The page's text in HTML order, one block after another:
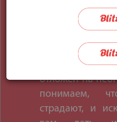
Российской
вопрос о
отложен на
понимаем,
страдают, и